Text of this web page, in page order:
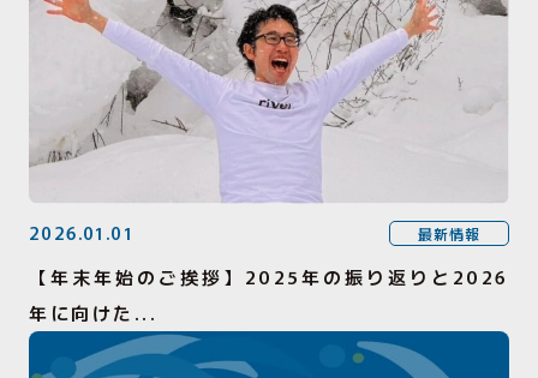
2026.01.01 最新情報
【年末年始のご挨拶】2025年の振り返りと2026
年に向けた...